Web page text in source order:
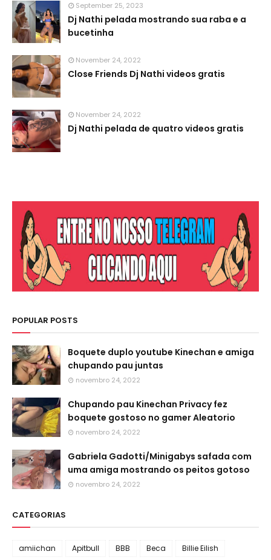
September 25, 2023
Dj Nathi pelada mostrando sua raba e a
bucetinha
November 24, 2022
Close Friends Dj Nathi videos gratis
November 24, 2022
Dj Nathi pelada de quatro videos gratis
POPULAR POSTS
Boquete duplo youtube Kinechan e amiga
chupando pau juntas
novembro 24, 2022
Chupando pau Kinechan Privacy fez
boquete gostoso no gamer Aleatorio
novembro 24, 2022
Gabriela Gadotti/Minigabys safada com
uma amiga mostrando os peitos gotoso
novembro 24, 2022
CATEGORIAS
amiichan Apitbull BBB Beca Billie Eilish